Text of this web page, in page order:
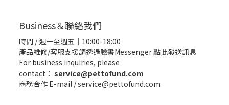
Business＆聯絡我們
時間 / 週一至週五｜10:00-18:00
產品維修/客服支援請透過臉書Messenger點此發送訊息
For business inquiries, please
contact： service@pettofund.com
商務合作 E-mail / service@pettofund.com